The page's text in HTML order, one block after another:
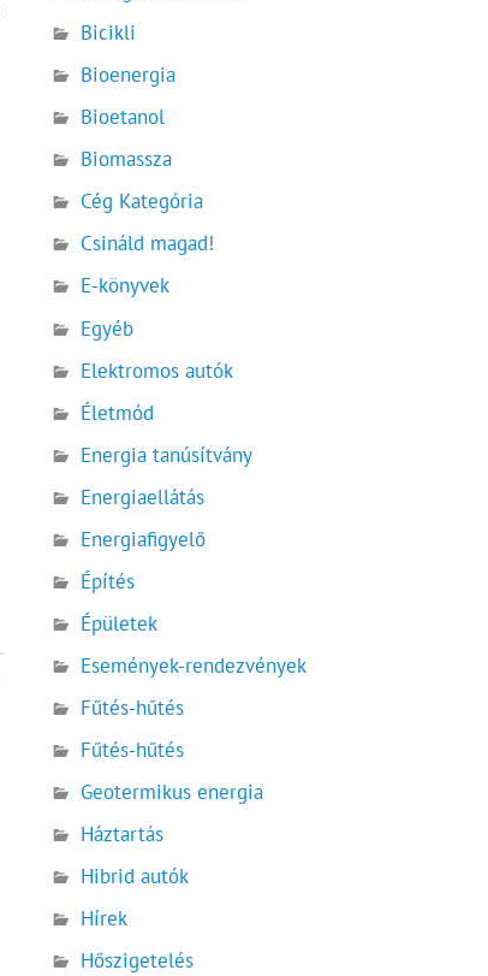
Bicikli
Bioenergia
Bioetanol
Biomassza
Cég Kategória
Csináld magad!
E-könyvek
Egyéb
Elektromos autók
Életmód
Energia tanúsítvány
Energiaellátás
Energiafigyelő
Építés
Épületek
Események-rendezvények
Fűtés-hűtés
Fűtés-hűtés
Geotermikus energia
Háztartás
Hibrid autók
Hírek
Hőszigetelés